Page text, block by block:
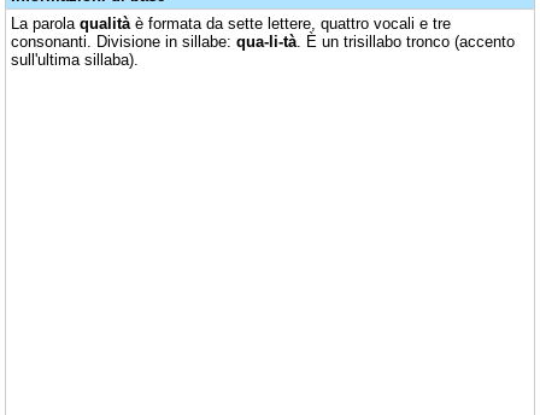
La parola qualità è formata da sette lettere, quattro vocali e tre
consonanti. Divisione in sillabe: qua-li-tà . È un trisillabo tronco (accento
sull'ultima sillaba).